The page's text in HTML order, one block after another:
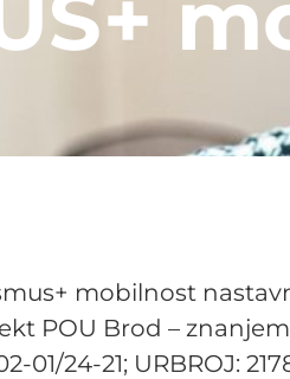
mobilnost
POU Brod –
01/24-21; URBROJ: